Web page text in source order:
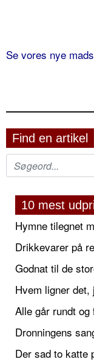
Se vores nye
Find en artikel
10 mest
Hymne tilegnet
Drikkevarer på
Godnat til de
Hvem ligner
Alle går rundt
Dronningens
Der sad to katte